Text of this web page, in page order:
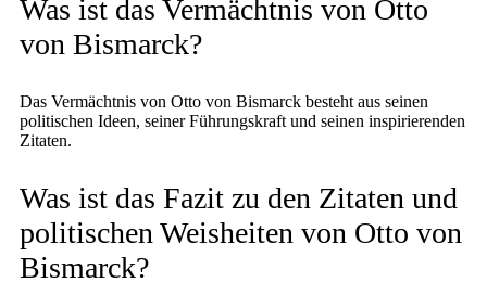
Was ist das Vermächtnis von Otto
von Bismarck?
Das Vermächtnis von Otto von Bismarck besteht aus seinen
politischen Ideen, seiner Führungskraft und seinen inspirierenden
Zitaten.
Was ist das Fazit zu den Zitaten und
politischen Weisheiten von Otto von
Bismarck?